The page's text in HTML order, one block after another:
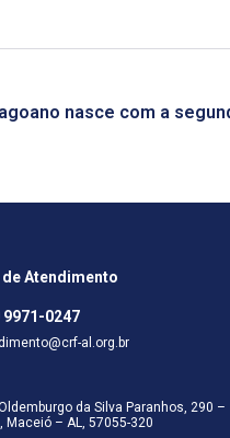
de Atendimento
9971-0247
al.org.br
da Silva Paranhos, 290 –
Maceió – AL, 57055-320